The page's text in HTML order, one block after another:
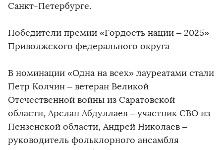
Санкт-Петербурге.
Победители премии «Гордость нации – 2025»
Приволжского федерального округа
В номинации «Одна на всех» лауреатами стали
Петр Колчин – ветеран Великой
Отечественной войны из Саратовской
области, Арслан Абдуллаев – участник СВО из
Пензенской области, Андрей Николаев –
руководитель фольклорного ансамбля